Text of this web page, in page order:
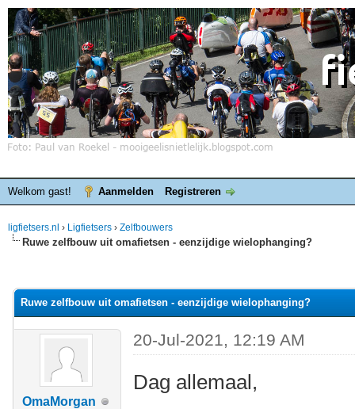
Welkom gast! Aanmelden Registreren
ligfietsers.nl › Ligfietsers › Zelfbouwers
Ruwe zelfbouw uit omafietsen - eenzijdige wielophanging?
Ruwe zelfbouw uit omafietsen - eenzijdige wielophanging?
OmaMorgan
20-Jul-2021, 12:19 AM
Dag allemaal,